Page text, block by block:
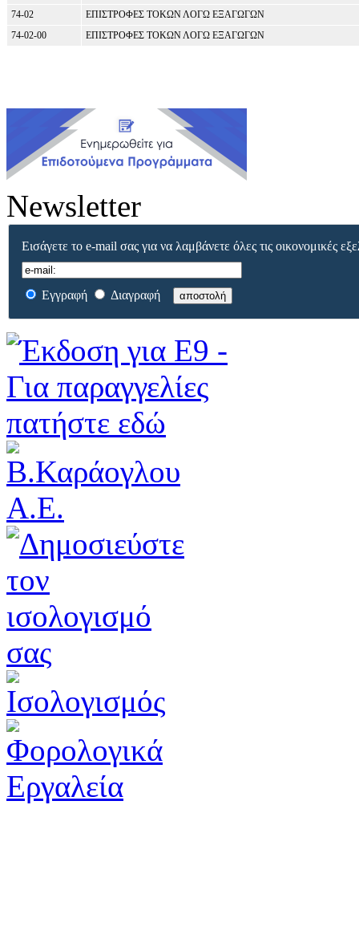
74-02
ΕΠΙΣΤΡΟΦΕΣ ΤΟΚΩΝ ΛΟΓΩ ΕΞΑΓΩΓΩΝ
74-02-00
ΕΠΙΣΤΡΟΦΕΣ ΤΟΚΩΝ ΛΟΓΩ ΕΞΑΓΩΓΩΝ
Newsletter
Εισάγετε το e-mail σας για να λαμβάνετε όλες τις οικονομικές
Εγγραφή Διαγραφή αποστολή